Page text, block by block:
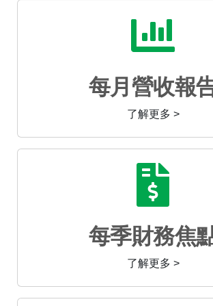
每月營收報
了解更多 >
每季財務焦
了解更多 >